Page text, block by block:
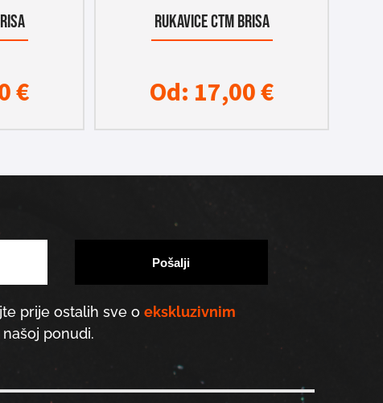
€
RUKAVICE CTM BRISA
Od: 17,00€
prije ostalih sve o ekskluzivnim
ponudi.